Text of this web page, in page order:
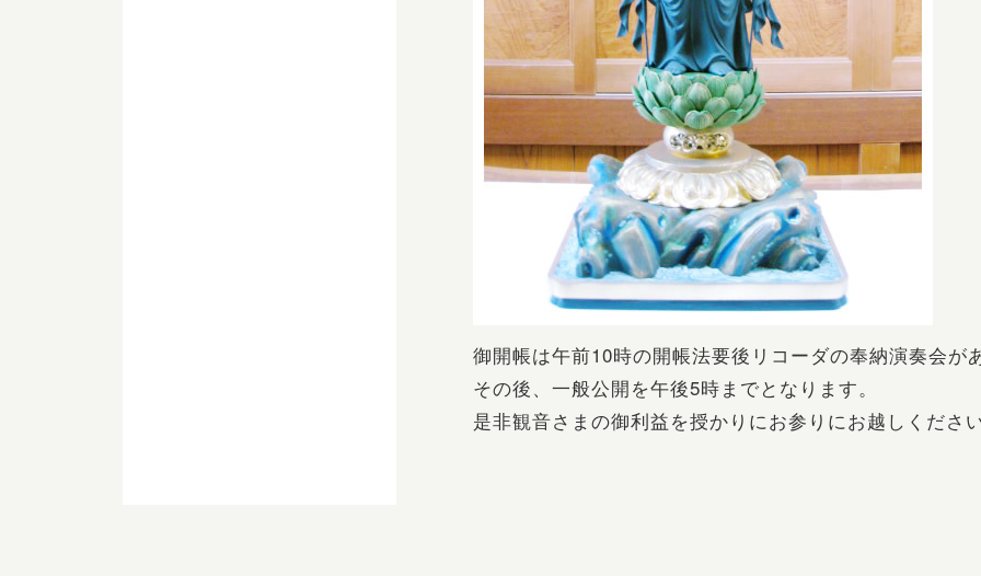
御開帳は午前10時の開帳法要後リコーダの奉納演奏会が
その後、一般公開を午後5時までとなります。
是非観音さまの御利益を授かりにお参りにお越しくださ